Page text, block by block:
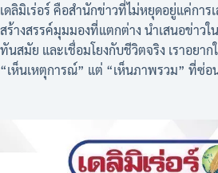
เดลิมิเร่อร์ คือสำนักข่าวที่ไม่หยุดอยู่แค่การ
สร้างสรรค์มุมมองที่แตกต่าง นำเสนอข่าวใ
ทันสมัย และเชื่อมโยงกับชีวิตจริง เราอยา
“เห็นเหตุการณ์” แต่ “เห็นภาพรวม” ที่ซ่อ